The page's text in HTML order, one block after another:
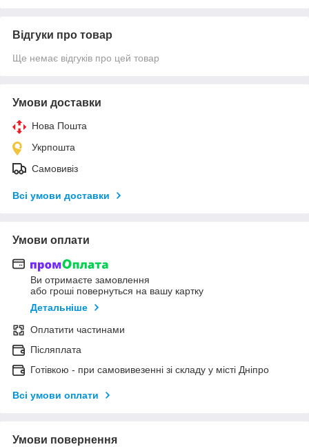
Відгуки про товар
Ще немає відгуків про цей товар
Умови доставки
Нова Пошта
Укрпошта
Самовивіз
Всі умови доставки
Умови оплати
Ви отримаєте замовлення
або гроші повернуться на вашу картку
Детальніше
Оплатити частинами
Післяплата
Готівкою - при самовивезенні зі складу у місті Дніпро
Всі умови оплати
Умови повернення